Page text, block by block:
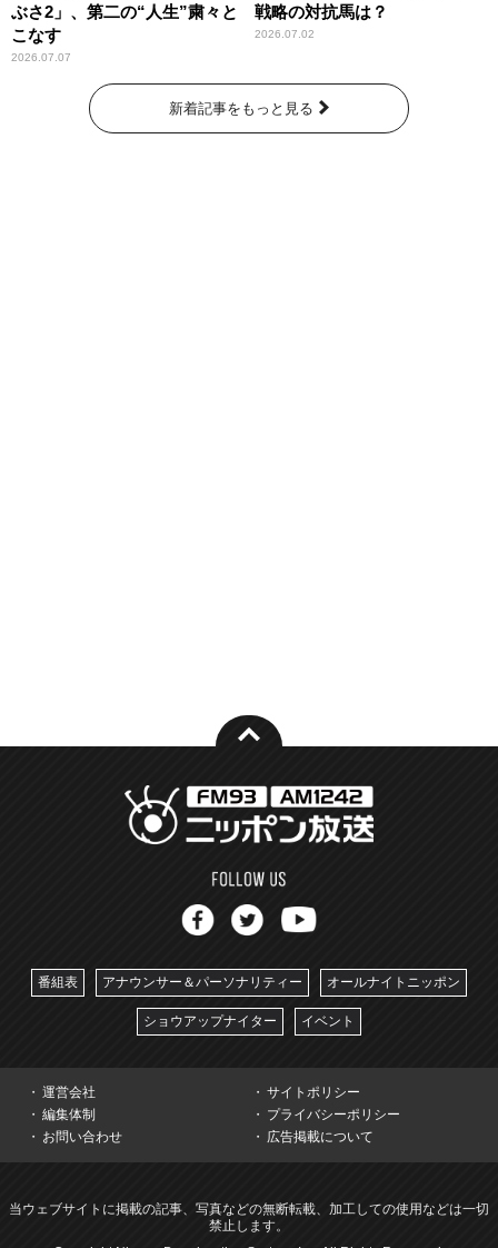
ぶさ2」、第二の“人生”粛々と
こなす
2026.07.07
戦略の対抗馬は？
2026.07.02
新着記事をもっと見る
番組表 アナウンサー＆パーソナリティー オールナイトニッポン
ショウアップナイター イベント
運営会社
サイトポリシー
編集体制
プライバシーポリシー
お問い合わせ
広告掲載について
当ウェブサイトに掲載の記事、写真などの無断転載、加工しての使用などは一切
禁止します。